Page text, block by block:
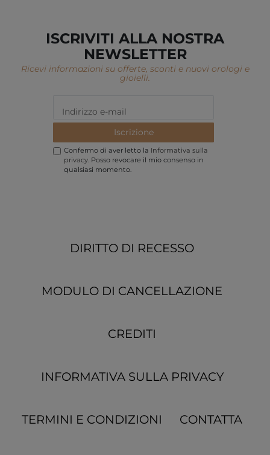
ISCRIVITI ALLA NOSTRA
NEWSLETTER
Ricevi informazioni su offerte, sconti e nuovi orologi e
gioielli.
Iscrizione
Confermo di aver letto la Informativa sulla
privacy. Posso revocare il mio consenso in
qualsiasi momento.
DIRITTO DI RECESSO
MODULO DI CANCELLAZIONE
CREDITI
INFORMATIVA SULLA PRIVACY
TERMINI E CONDIZIONI CONTATTA